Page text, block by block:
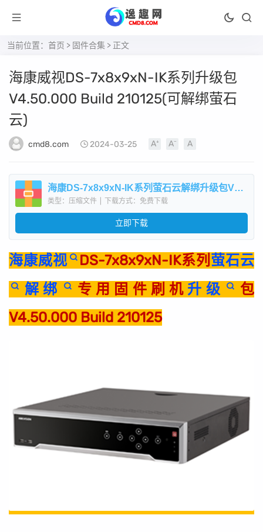
当前位置： 首页 > 固件合集 > 正文
海康威视DS-7x8x9xN-IK系列升级包
V4.50.000 Build 210125(可解绑萤石
云)
cmd8.com 2024-03-25
海康DS-7x8x9xN-IK系列萤石云解绑升级包V4.50.000Build210125.zip
类型：压缩文件 下载方式：免费下载
立即下载
海康威视 DS-7x8x9xN-IK系列 萤石云
解绑
专用固件刷机 升级
包
V4.50.000 Build 210125